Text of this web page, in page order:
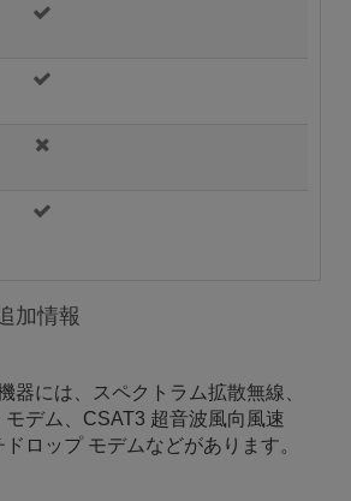
加情報
器には、スペクトラム拡散無線、
モデム、CSAT3 超音波風向風速
ロップ モデムなどがあります。